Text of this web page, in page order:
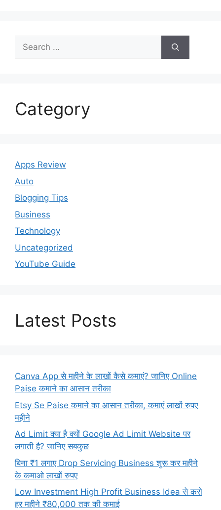
Search
for:
Category
Apps Review
Auto
Blogging Tips
Business
Technology
Uncategorized
YouTube Guide
Latest Posts
Canva App से महीने के लाखों कैसे कमाएं? जानिए Online
Paise कमाने का आसान तरीका
Etsy Se Paise कमाने का आसान तरीका, कमाएं लाखों रुपए
महीने
Ad Limit क्या है क्यों Google Ad Limit Website पर
लगाती है? जानिए सबकुछ
बिना ₹1 लगाए Drop Servicing Business शुरू कर महीने
के कमाओ लाखों रुपए
Low Investment High Profit Business Idea से करो
हर महीने ₹80,000 तक की कमाई